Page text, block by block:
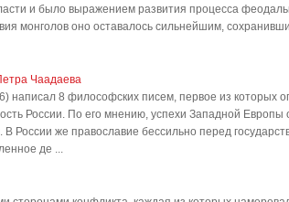
и было выражением развития процесса
монголов оно оставалось сильнейшим,
Чаадаева
написал 8 философских писем, первое из которых
России. По его мнению, успехи Западной
В России же православие бессильно перед
де ...